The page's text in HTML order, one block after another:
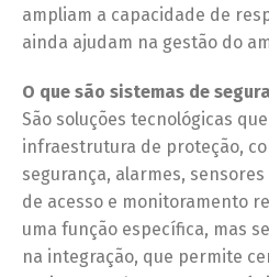
ampliam a capacidade de
ainda ajudam na gestão do
O que são sistemas de
São soluções tecnológicas
infraestrutura de proteção,
segurança, alarmes,
de acesso e monitoramento
uma função específica, mas
na integração, que permite